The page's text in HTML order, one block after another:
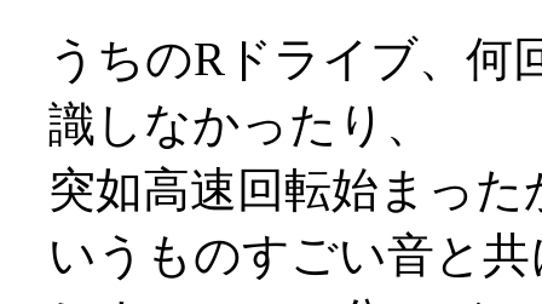
うちのRドライブ、何
識しなかったり、
突如高速回転始まっ
いうものすごい音と